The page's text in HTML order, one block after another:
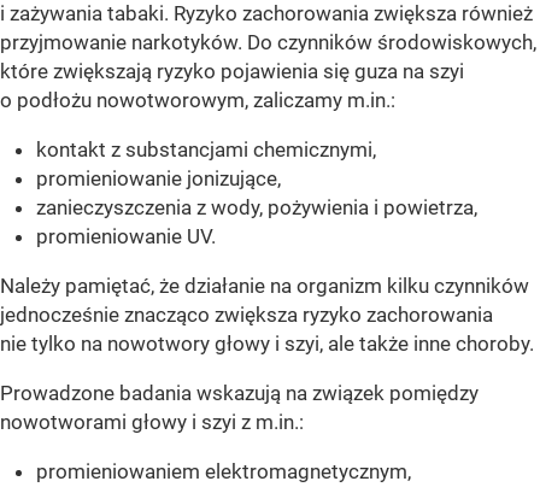
i zażywania tabaki. Ryzyko zachorowania zwiększa również
przyjmowanie narkotyków. Do czynników środowiskowych,
które zwiększają ryzyko pojawienia się guza na szyi
o podłożu nowotworowym, zaliczamy m.in.:
kontakt z substancjami chemicznymi,
promieniowanie jonizujące,
zanieczyszczenia z wody, pożywienia i powietrza,
promieniowanie UV.
Należy pamiętać, że działanie na organizm kilku czynników
jednocześnie znacząco zwiększa ryzyko zachorowania
nie tylko na nowotwory głowy i szyi, ale także inne choroby.
Prowadzone badania wskazują na związek pomiędzy
nowotworami głowy i szyi z m.in.:
promieniowaniem elektromagnetycznym,